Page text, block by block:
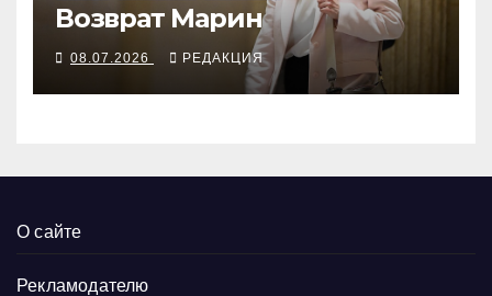
Возврат Марин
08.07.2026 РЕДАКЦИЯ
О сайте
Рекламодателю